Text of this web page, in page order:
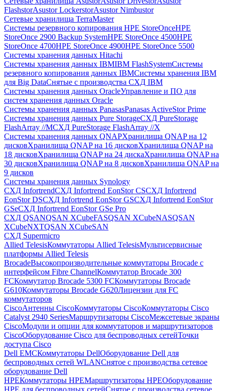
FlashstorAsustor LockerstorAsustor Nimbustor
Сетевые хранилища TerraMaster
Системы резервного копирования HPE StoreOnceHPE
StoreOnce 2900 Backup SystemHPE StoreOnce 4500HPE
StoreOnce 4700HPE StoreOnce 4900HPE StoreOnce 5500
Системы хранения данных Hitachi
Системы хранения данных IBMIBM FlashSystemСистемы
резервного копирования данных IBMСистемы хранения IBM
для Big DataСнятые с производства СХД IBM
Системы хранения данных OracleУправление и ПО для
систем хранения данных Oracle
Системы хранения данных PanasasPanasas ActiveStor Prime
Системы хранения данных Pure StorageСХД PureStorage
FlashArray //MСХД PureStorage FlashArray //X
Системы хранения данных QNAPХранилища QNAP на 12
дисковХранилища QNAP на 16 дисковХранилища QNAP на
18 дисковХранилища QNAP на 24 дискаХранилища QNAP на
30 дисковХранилища QNAP на 8 дисковХранилища QNAP на
9 дисков
Системы хранения данных Synology
СХД InfortrendСХД Infortrend EonStor CSСХД Infortrend
EonStor DSСХД Infortrend EonStor GSСХД Infortrend EonStor
GSeСХД Infortrend EonStor GSe Pro
СХД QSANQSAN XCubeFASQSAN XCubeNASQSAN
XCubeNXTQSAN XCubeSAN
СХД Supermicro
Allied TelesisКоммутаторы Allied TelesisМультисервисные
платформы Allied Telesis
BrocadeВысокопроизводительные коммутаторы Brocade с
интерфейсом Fibre ChannelКоммутатор Brocade 300
FCКоммутатор Brocade 5300 FCКоммутаторы Brocade
G610Коммутаторы Brocade G620Лицензии для FC
коммутаторов
CiscoАнтенны CiscoКоммутаторы CiscoКоммутаторы Cisco
Catalyst 2940 SeriesМаршрутизаторы CiscoМежсетевые экраны
CiscoМодули и опции для коммутаторов и маршрутизаторов
CiscoОборудование Cisco для беспроводных сетейТочки
доступа Cisco
Dell EMCКоммутаторы DellОборудование Dell для
беспроводных сетей WLANСнятое с производства сетевое
оборудование Dell
HPEКоммутаторы HPEМаршрутизаторы HPEОборудование
HPE для беспроводных сетейСнятое с производства сетевое